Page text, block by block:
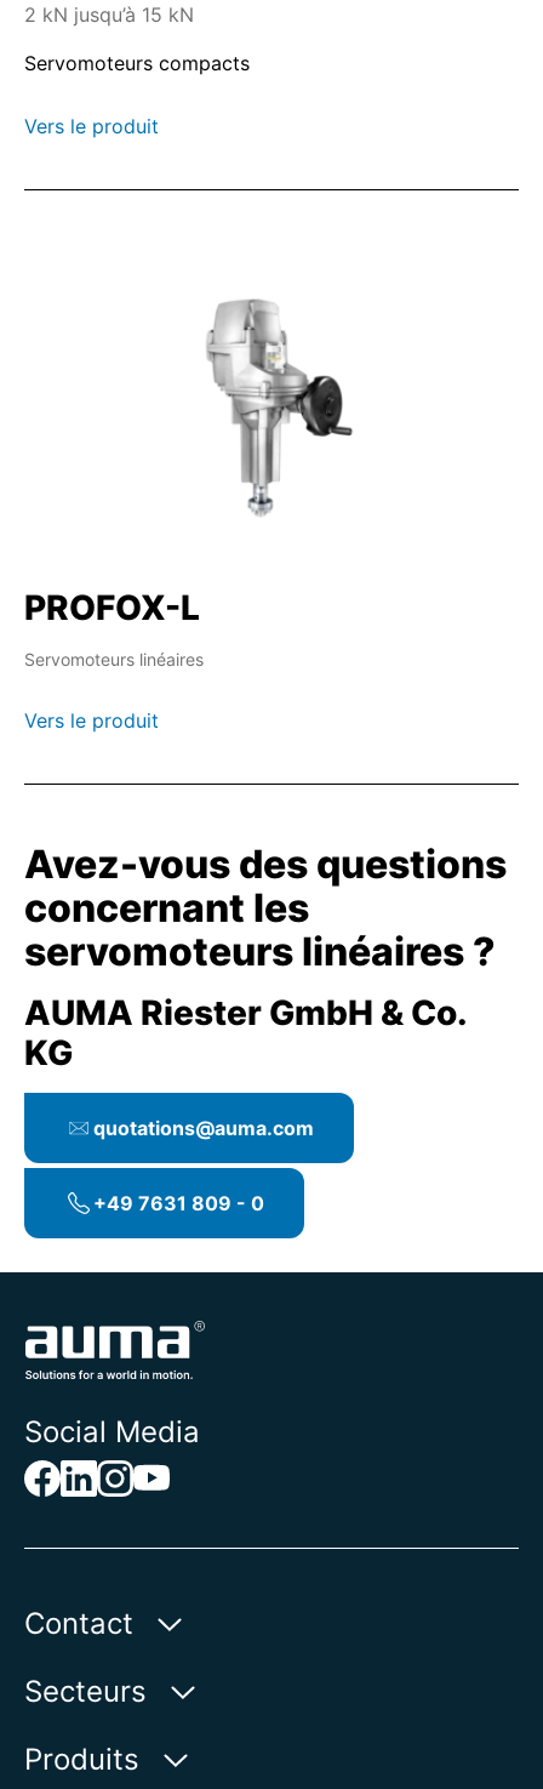
2 kN jusqu’à 15 kN
Servomoteurs compacts
Vers le produit
PROFOX-L
Servomoteurs linéaires
Vers le produit
Avez-vous des questions
concernant les
servomoteurs linéaires ?
AUMA Riester GmbH & Co.
KG
quotations@auma.com
+49 7631 809 - 0
Social Media
Contact
AUMA Riester
Aumastr. 1
Secteurs
Secteur des eaux
Produits